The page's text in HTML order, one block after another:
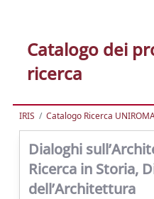
Catalogo dei
ricerca
IRIS Catalogo Ricerca
Dialoghi
Ricerca in Storia,
dell’Architettura